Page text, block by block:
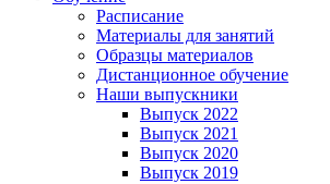
Расписание
Материалы для занятий
Образцы материалов
Дистанционное обучение
Наши выпускники
Выпуск 2022
Выпуск 2021
Выпуск 2020
Выпуск 2019